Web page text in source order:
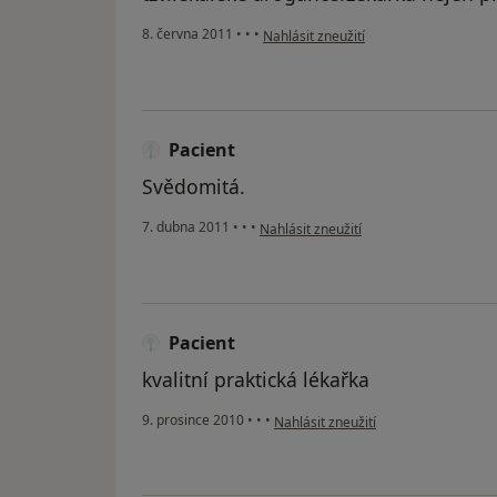
8. června 2011 • • • podle názoru uživatele Váš účet byl
Nahlásit zneužití
Pacient
Svědomitá.
7. dubna 2011 • • • podle názoru uživatele Pacient
Nahlásit zneužití
Pacient
kvalitní praktická lékařka
9. prosince 2010 • • • podle názoru uživatele Pacient
Nahlásit zneužití